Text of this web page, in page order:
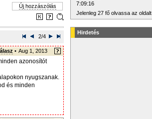
Új hozzászólás
2/4
• Aug 1, 2013
azonosítót
nyugszanak.
és minden
7:09:16
Jelenleg 27 fő olvassa az oldalt
Hirdetés